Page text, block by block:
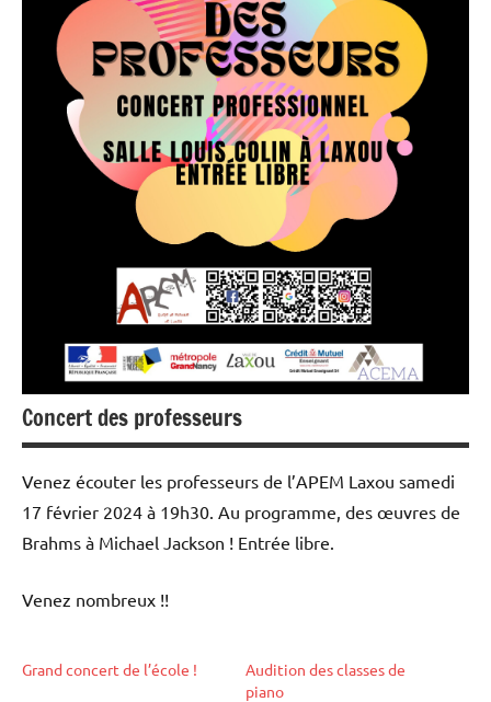
Concert des professeurs
Venez écouter les professeurs de l’APEM Laxou samedi
17 février 2024 à 19h30. Au programme, des œuvres de
Brahms à Michael Jackson ! Entrée libre.
Venez nombreux !!
Grand concert de l’école !
Audition des classes de
piano